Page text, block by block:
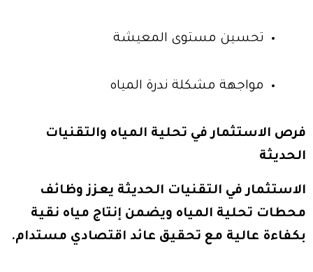
تحسين مستوى المعيشة
مواجهة مشكلة ندرة المياه
فرص الاستثمار في تحلية المياه والتقنيات
الحديثة
الاستثمار في التقنيات الحديثة يعزز وظائف
محطات تحلية المياه ويضمن إنتاج مياه نقية
بكفاءة عالية مع تحقيق عائد اقتصادي مستدام.